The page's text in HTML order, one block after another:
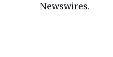
Newswires.